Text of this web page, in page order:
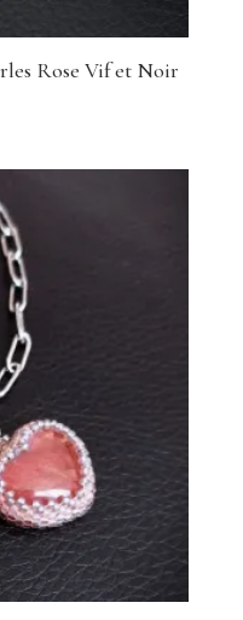
Rose Vif et Noir